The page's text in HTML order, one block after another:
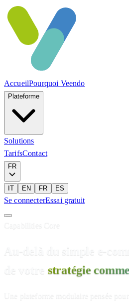
AccueilPourquoi Veendo
Plateforme
Solutions
TarifsContact
FR
IT EN FR ES
Se connecterEssai gratuit
Capabilities Core
Au-delà du simple e-
de votre stratégie
Une plateforme modulaire pensée